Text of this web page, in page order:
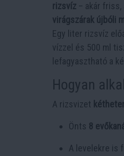
rizsvíz – akár
virágszárak újbóli
Egy liter rizsvíz
vízzel és 500 ml
lefagyasztható a
Hogyan
A rizsvizet
Önts 8
A levelekre is